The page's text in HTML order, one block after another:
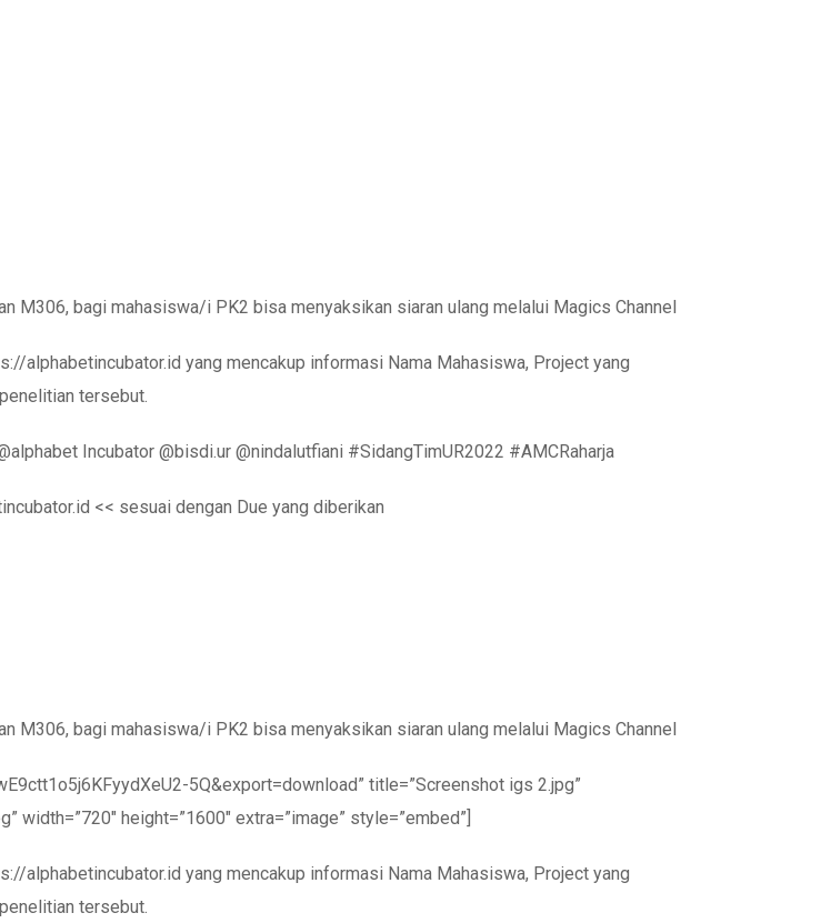
M306, bagi mahasiswa/i PK2 bisa menyaksikan siaran ulang melalui Magics Channel
alphabetincubator.id yang mencakup informasi Nama Mahasiswa, Project yang
tersebut.
Incubator @bisdi.ur @nindalutfiani #SidangTimUR2022 #AMCRaharja
<< sesuai dengan Due yang diberikan
M306, bagi mahasiswa/i PK2 bisa menyaksikan siaran ulang melalui Magics Channel
5Q&export=download” title=”Screenshot igs 2.jpg”
height=”1600″ extra=”image” style=”embed”]
alphabetincubator.id yang mencakup informasi Nama Mahasiswa, Project yang
tersebut.